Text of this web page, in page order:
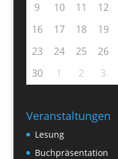
9
10 11 12
16
17 18 19
23
24 25 26
30
1 2 3
Veranstaltungen
Lesung
Buchpräsentation